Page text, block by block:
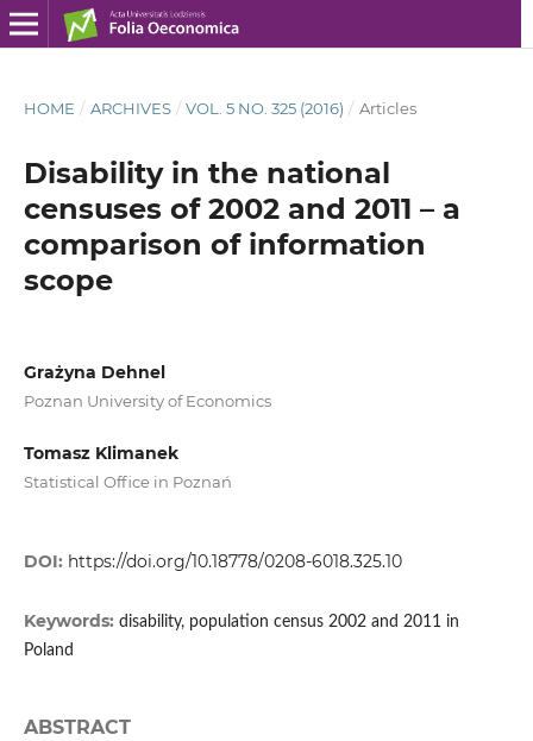
HOME / ARCHIVES / VOL. 5 NO. 325 (2016) / Articles
Disability in the national
censuses of 2002 and 2011 – a
comparison of information
scope
Grażyna Dehnel
Poznan University of Economics
Tomasz Klimanek
Statistical Office in Poznań
DOI: https://doi.org/10.18778/0208-6018.325.10
Keywords: disability, population census 2002 and 2011 in
Poland
ABSTRACT